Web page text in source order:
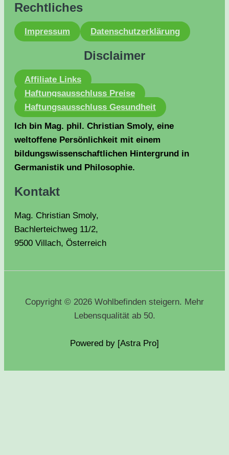
Rechtliches
Impressum Datenschutzerklärung
Disclaimer
Affiliate Links
Haftungsausschluss Preise
Haftungsausschluss Gesundheit
Ich bin Mag. phil. Christian Smoly, eine
weltoffene Persönlichkeit mit einem
bildungswissenschaftlichen Hintergrund in
Germanistik und Philosophie.
Kontakt
Mag. Christian Smoly,
Bachlerteichweg 11/2,
9500 Villach, Österreich
Copyright © 2026 Wohlbefinden steigern. Mehr
Lebensqualität ab 50.
Powered by [Astra Pro]